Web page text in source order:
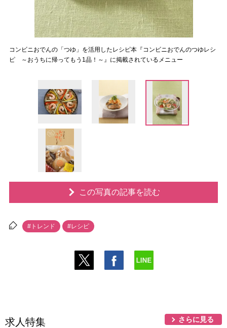
コンビニおでんの「つゆ」を活用したレシピ本『コンビニおでんのつゆレシ
ピ ～おうちに帰ってもう1品！～』に掲載されているメニュー
この写真の記事を読む
#トレンド #レシピ
求人特集 さらに見る